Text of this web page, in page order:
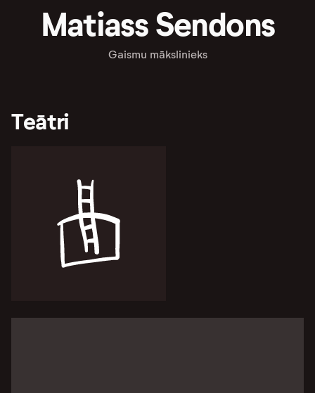
Matiass Sendons
Gaismu mākslinieks
Teātri